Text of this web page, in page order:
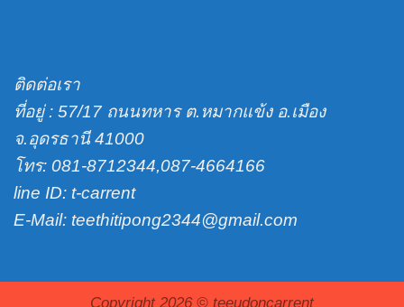
ติดต่อเรา
ที่อยู่ : 57/17 ถนนทหาร ต.หมากแข้ง อ.เมือง
จ.อุดรธานี 41000
โทร: 081-8712344,087-4664166
line ID: t-carrent
E-Mail: teethitipong2344@gmail.com
Copyright 2026 © teeudoncarrent